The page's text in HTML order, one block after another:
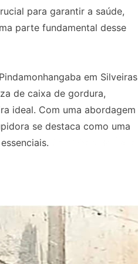
para garantir a saúde,
parte fundamental desse
em Silveiras
de caixa de gordura,
ideal. Com uma abordagem
se destaca como uma